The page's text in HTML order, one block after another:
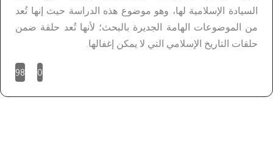
السيادة
الإسلامية لها، وهو موضوع هذه الدراسة حيث إنها تُعد
من الموضوعات الهامة الجديرة بالبحث؛ لأنها تُعد حلقة ضمن
حلقات التاريخ الإسلامي التي لا يمكن إغفالها.
0
98